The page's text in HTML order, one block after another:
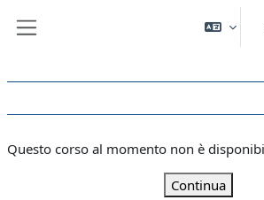
Questo corso al momento non è
Continua